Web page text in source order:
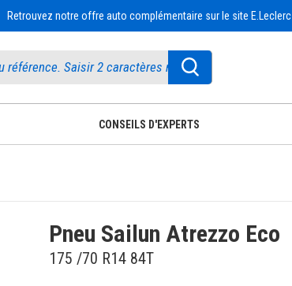
Retrouvez notre offre auto complémentaire sur le site E.Leclerc
CONSEILS D'EXPERTS
Pneu Sailun Atrezzo Eco
175 /70 R14 84T